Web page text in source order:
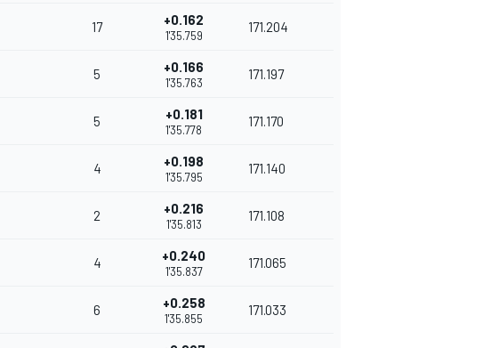
17 +0.162
1'35.759
171.204
5 +0.166
1'35.763
171.197
5 +0.181
1'35.778
171.170
4 +0.198
1'35.795
171.140
2 +0.216
1'35.813
171.108
4 +0.240
1'35.837
171.065
6 +0.258
1'35.855
171.033